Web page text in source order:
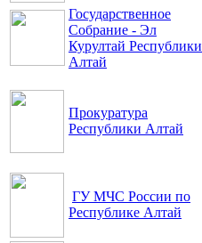
Государственное
Собрание - Эл
Курултай Республики
Алтай
Прокуратура
Республики Алтай
ГУ МЧС России по
Республике Алтай